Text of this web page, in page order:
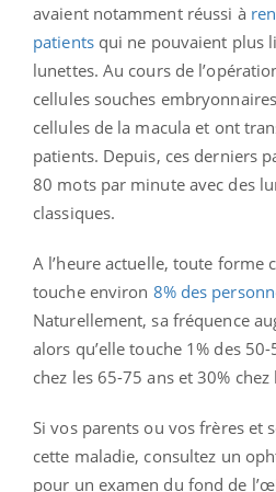
avaient notamment réussi à
patientsqui ne pouvaient plus
lunettes. Au cours de
cellules souches
cellules de la macula et ont
patients. Depuis, ces derniers
80 mots par minute avec des
classiques.
A l’heure actuelle, toute forme
touche environ 8% des
Naturellement, sa fréquence
alors qu’elle touche 1% des
chez les 65-75 ans et 30%
Si vos parents ou vos frères et
cette maladie, consultez un
pour un examen du fond de